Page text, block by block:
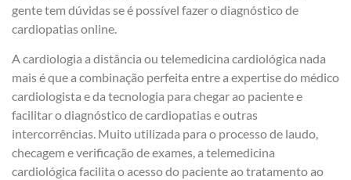
gente tem dúvidas se é possível fazer o diagnóstico de
cardiopatias online.
A cardiologia a distância ou telemedicina cardiológica nada
mais é que a combinação perfeita entre a expertise do médico
cardiologista e da tecnologia para chegar ao paciente e
facilitar o diagnóstico de cardiopatias e outras
intercorrências. Muito utilizada para o processo de laudo,
checagem e verificação de exames, a telemedicina
cardiológica facilita o acesso do paciente ao tratamento ao